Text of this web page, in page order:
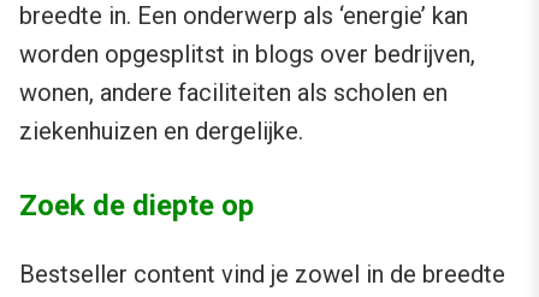
breedte in. Een onderwerp als ‘energie’ kan
worden opgesplitst in blogs over bedrijven,
wonen, andere faciliteiten als scholen en
ziekenhuizen en dergelijke.
Zoek de diepte op
Bestseller content vind je zowel in de breedte